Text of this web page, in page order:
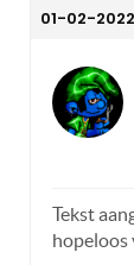
01-02-
Tekst
hopeloos